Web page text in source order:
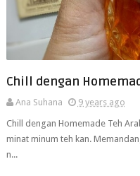
Chill dengan
Ana Suhana
9 years ago
Chill dengan Homemade Teh
minat minum teh kan.
n...